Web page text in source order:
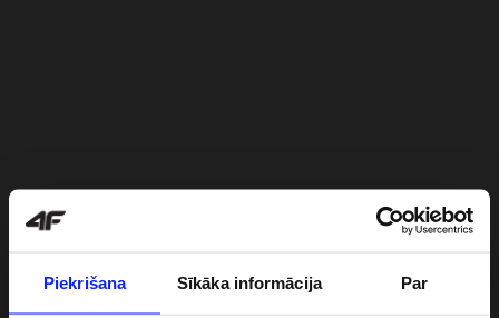
Piekrišana Sīkāka informācija Par